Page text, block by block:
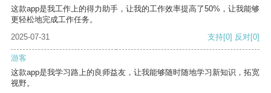
这款app是我工作上的得力助手，让我的工作效率提高了50%，让我能够
更轻松地完成工作任务。
2025-07-31
支持[0] 反对[0]
游客
这款app是我学习路上的良师益友，让我能够随时随地学习新知识，拓宽
视野。